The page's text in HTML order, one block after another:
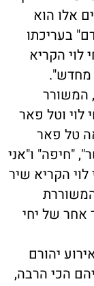
אלו הוא
בעריכתו
לוי הקריא
מחדש".
המשורר
לוי וטל פאר
טל פאר
"חיפה" ו"אני
הקריא שיר
אחר של יחי
יהורם
הכי הרבה,